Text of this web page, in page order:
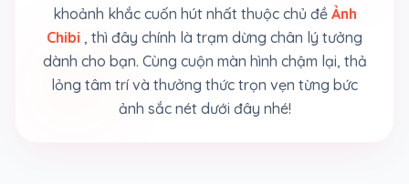
khoảnh khắc cuốn hút nhất thuộc chủ đề Ảnh
Chibi , thì đây chính là trạm dừng chân lý tưởng
dành cho bạn. Cùng cuộn màn hình chậm lại, thả
lỏng tâm trí và thưởng thức trọn vẹn từng bức
ảnh sắc nét dưới đây nhé!